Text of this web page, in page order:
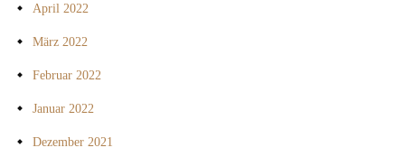
April 2022
März 2022
Februar 2022
Januar 2022
Dezember 2021